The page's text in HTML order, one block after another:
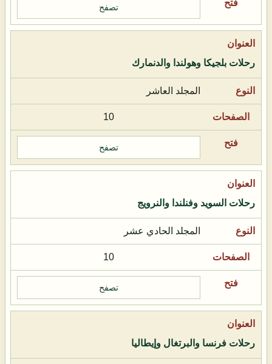
تصفح
رحلات بلجيكا وهولندا والدنمارك
المجلد العاشر
10
تصفح
رحلات السويد وفنلندا والنرويج
المجلد الحادي عشر
10
تصفح
رحلات فرنسا والبرتغال وإيطاليا